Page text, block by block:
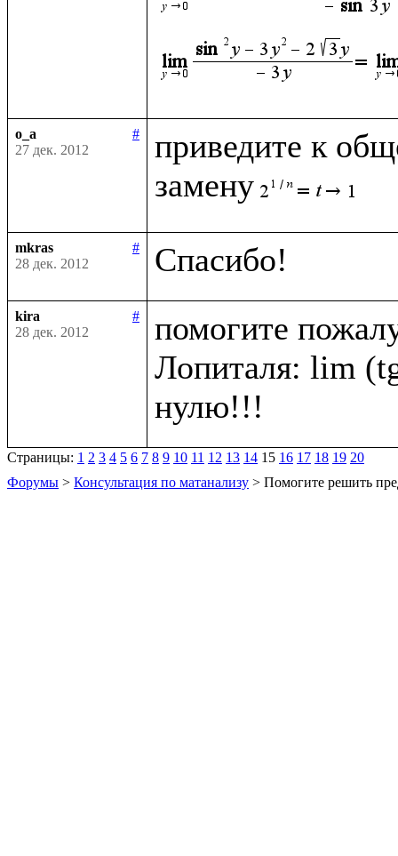
o_a
#
27 дек. 2012
приведите к
замену
mkras
#
28 дек. 2012
kira
#
28 дек. 2012
помогите
Лопиталя: lim
Страницы: 1 2 3 4 5 6 7 8 9 10 11 12 13 14 15 16 17 18 19 20
Форумы > Консультация по матанализу > Помогите решить